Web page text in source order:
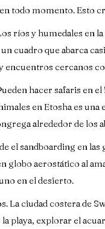
todo momento. Esto
y humedales en
cuadro que abarca
encuentros cercanos
hacer safaris en
en Etosha es
alrededor de los
el sandboarding en
globo aerostático al
en el desierto.
ciudad costera de
playa, explorar el